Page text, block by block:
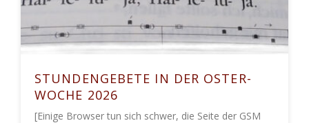
STUNDENGEBETE IN DER OSTER-
WOCHE 2026
[Einige Browser tun sich schwer, die Seite der GSM